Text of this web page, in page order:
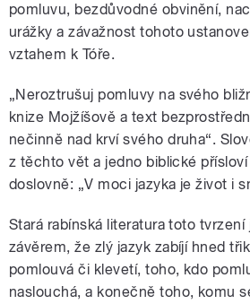
pomluvu, bezdůvodné obvinění,
urážky a závažnost tohoto
vztahem k Tóře.
„Neroztrušuj pomluvy na svého
knize Mojžíšově a text
nečinně nad krví svého druha“.
z těchto vět a jedno biblické
doslovně: „V moci jazyka je život i
Stará rabínská literatura toto
závěrem, že zlý jazyk zabíjí hned
pomlouvá či klevetí, toho, kdo
naslouchá, a konečně toho, komu